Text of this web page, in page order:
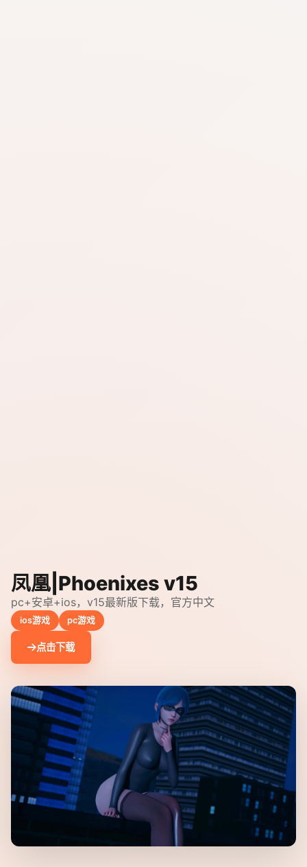
凤凰|Phoenixes v15
pc+安卓+ios，v15最新版下载，官方中文
ios游戏 pc游戏
点击下载